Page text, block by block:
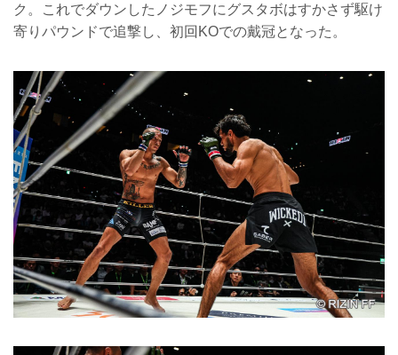
ク。これでダウンしたノジモフにグスタボはすかさず駆け
寄りパウンドで追撃し、初回KOでの戴冠となった。